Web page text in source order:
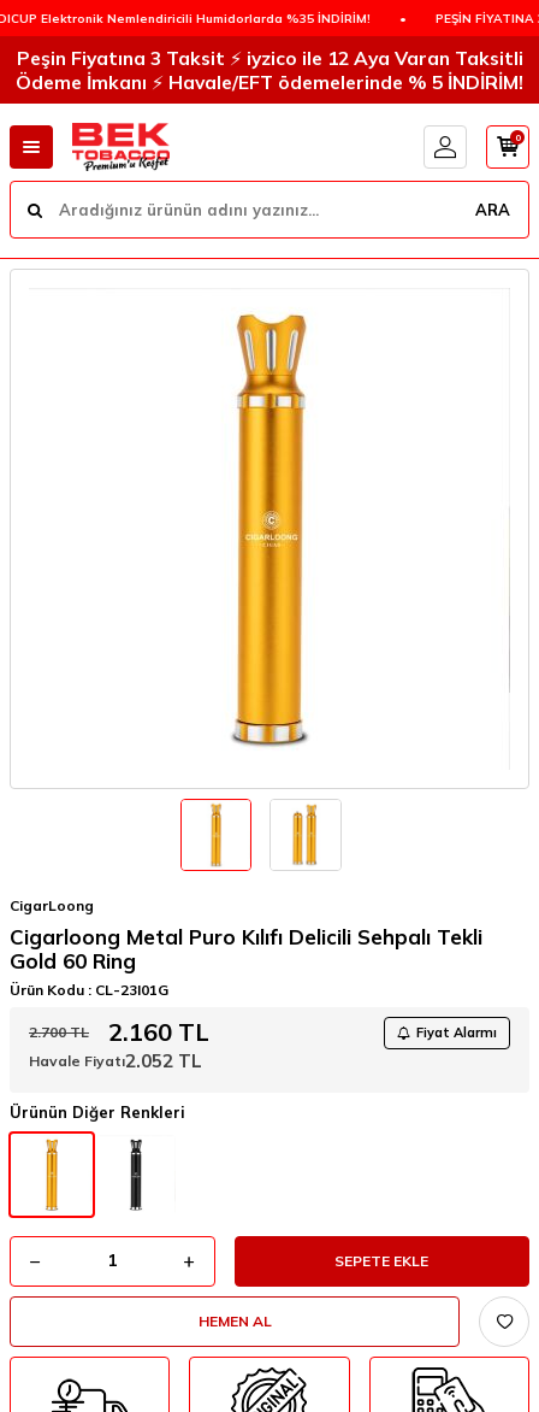
Elektronik Nemlendiricili Humidorlarda %35 İNDİRİM! PEŞİN FİYATINA 3
Peşin Fiyatına 3 Taksit ⚡️ iyzico ile 12 Aya Varan Taksitli
Ödeme İmkanı ⚡️ Havale/EFT ödemelerinde % 5 İNDİRİM!
ARA
0
CigarLoong
Cigarloong Metal Puro Kılıfı Delicili Sehpalı Tekli
Gold 60 Ring
Ürün Kodu : CL-23I01G
2.700TL 2.160 TL Fiyat Alarmı
Havale Fiyatı2.052 TL
Ürünün Diğer Renkleri
SEPETE EKLE
HEMEN AL